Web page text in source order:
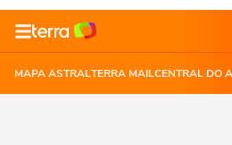
MAPA ASTRALTERRA MAILCENTRAL DO